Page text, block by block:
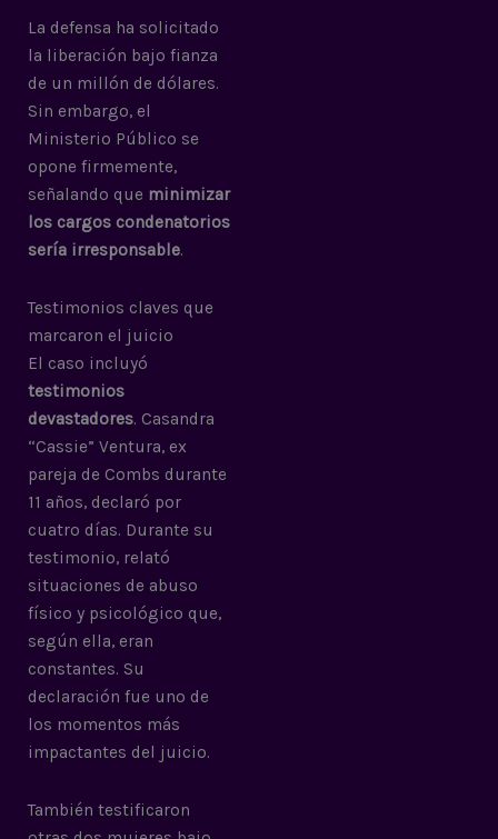
La defensa ha solicitado
la liberación bajo fianza
de un millón de dólares.
Sin embargo, el
Ministerio Público se
opone firmemente,
señalando que minimizar
los cargos condenatorios
sería irresponsable.
Testimonios claves que
marcaron el juicio
El caso incluyó
testimonios
devastadores. Casandra
“Cassie” Ventura, ex
pareja de Combs durante
11 años, declaró por
cuatro días. Durante su
testimonio, relató
situaciones de abuso
físico y psicológico que,
según ella, eran
constantes. Su
declaración fue uno de
los momentos más
impactantes del juicio.
También testificaron